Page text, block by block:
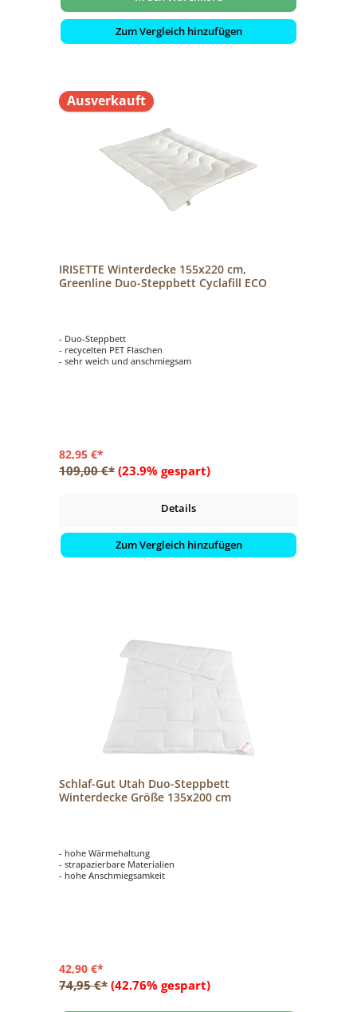
Zum Vergleich hinzufügen
Ausverkauft
IRISETTE Winterdecke 155x220 cm,
Greenline Duo-Steppbett Cyclafill ECO
- Duo-Steppbett
- recycelten PET Flaschen
- sehr weich und anschmiegsam
82,95 €*
109,00 €* (23.9% gespart)
Details
Zum Vergleich hinzufügen
Schlaf-Gut Utah Duo-Steppbett
Winterdecke Größe 135x200 cm
- hohe Wärmehaltung
- strapazierbare Materialien
- hohe Anschmiegsamkeit
42,90 €*
74,95 €* (42.76% gespart)